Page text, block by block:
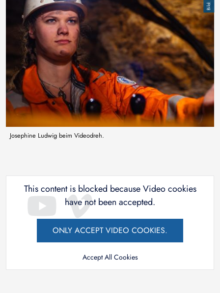
Josephine Ludwig beim Videodreh.
This content is blocked because Video cookies
have not been accepted.
ONLY ACCEPT VIDEO COOKIES.
Accept All Cookies